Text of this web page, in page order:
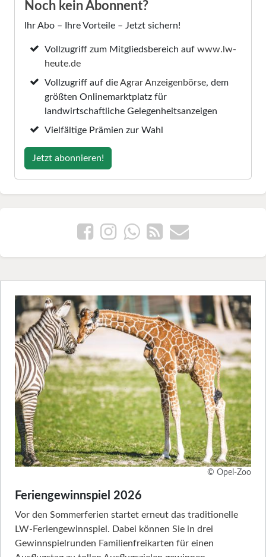
Noch kein Abonnent?
Ihr Abo – Ihre Vorteile – Jetzt sichern!
Vollzugriff zum Mitgliedsbereich aufwww.lw-
heute.de
Vollzugriff auf dieAgrar Anzeigenbörse, dem
größten Onlinemarktplatz für
landwirtschaftliche Gelegenheitsanzeigen
Vielfältige Prämien zur Wahl
Jetzt abonnieren!
© Opel-Zoo
Feriengewinnspiel 2026
Vor den Sommerferien startet erneut das traditionelle
LW-Feriengewinnspiel. Dabei können Sie in drei
Gewinnspielrunden Familienfreikarten für einen